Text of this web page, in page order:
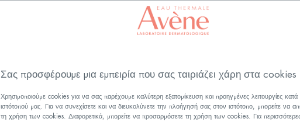
, επικυρώθηκε από
Μακιγιάζ
Σας προσφέρουμε μια εμπειρία που σας ταιριάζει χάρη στα cookies
Χρησιμοποιούμε cookies για να σας παρέχουμε καλύτερη εξατομίκευση και προηγμένες λειτουργίες
ιστότοπού μας. Για να συνεχίσετε και να διευκολύνετε την πλοήγησή σας στον ιστότοπο, μπορείτε να
τη χρήση των cookies. Διαφορετικά, μπορείτε να προσαρμόσετε τη χρήση των cookies. Για